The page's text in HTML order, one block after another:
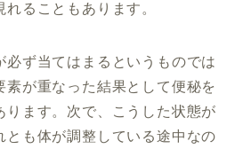
ることもあります。
必ず当てはまるというものでは
素が重なった結果として便秘を
ります。次で、こうした状態が
とも体が調整している途中なの